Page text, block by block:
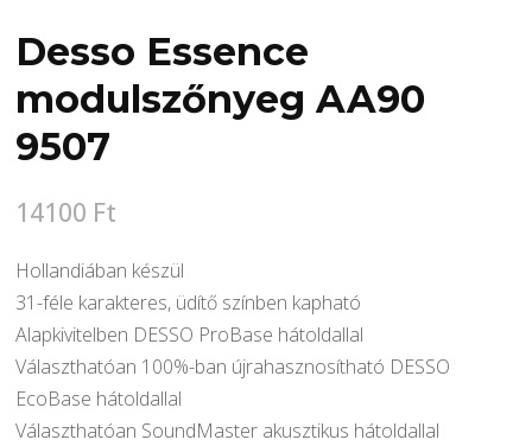
Desso Essence
modulszőnyeg AA90
9507
14100 Ft
Hollandiában készül
31-féle karakteres, üdítő színben kapható
Alapkivitelben DESSO ProBase hátoldallal
Választhatóan 100%-ban újrahasznosítható DESSO
EcoBase hátoldallal
Választhatóan SoundMaster akusztikus hátoldallal